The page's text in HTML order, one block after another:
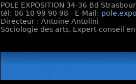
POLE EXPOSITION 34-36 Bd
tél: 06 10 99 90 98 - E-Mail:
Directeur : Antoine Antolini
Sociologie des arts, Expert-conseil